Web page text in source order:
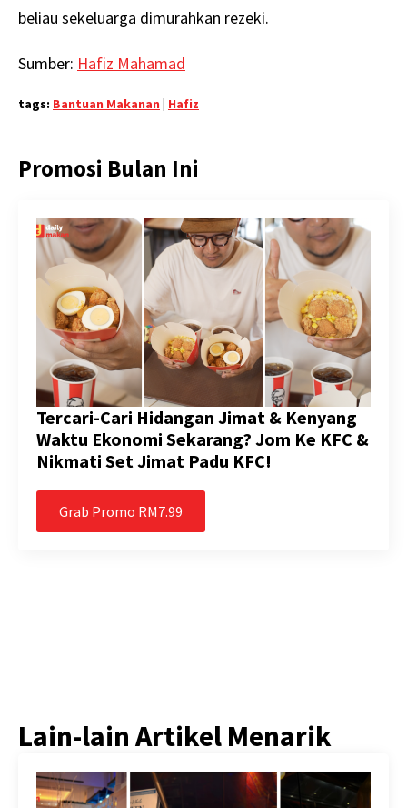
beliau sekeluarga dimurahkan rezeki.
Sumber: Hafiz Mahamad
tags: Bantuan Makanan | Hafiz
Promosi Bulan Ini
Tercari-Cari Hidangan Jimat & Kenyang
Waktu Ekonomi Sekarang? Jom Ke KFC &
Nikmati Set Jimat Padu KFC!
Grab Promo RM7.99
Lain-lain Artikel Menarik